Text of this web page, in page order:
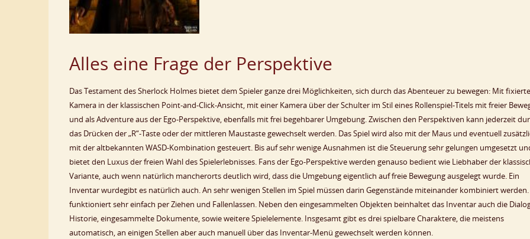
Alles eine Frage der Perspektive
Das Testament des Sherlock Holmes bietet dem Spieler ganze drei Möglichkeiten, sich durch das Abenteuer zu bewegen: Mit
Kamera in der klassischen Point-and-Click-Ansicht, mit einer Kamera über der Schulter im Stil eines Rollenspiel-Titels mit freier
und als Adventure aus der Ego-Perspektive, ebenfalls mit frei begehbarer Umgebung. Zwischen den Perspektiven kann jederzeit
das Drücken der „R“-Taste oder der mittleren Maustaste gewechselt werden. Das Spiel wird also mit der Maus und eventuell
mit der altbekannten WASD-Kombination gesteuert. Bis auf sehr wenige Ausnahmen ist die Steuerung sehr gelungen umgesetzt
bietet den Luxus der freien Wahl des Spielerlebnisses. Fans der Ego-Perspektive werden genauso bedient wie Liebhaber der
Variante, auch wenn natürlich mancherorts deutlich wird, dass die Umgebung eigentlich auf freie Bewegung ausgelegt wurde. Ein
Inventar wurdegibt es natürlich auch. An sehr wenigen Stellen im Spiel müssen darin Gegenstände miteinander kombiniert werden.
funktioniert sehr einfach per Ziehen und Fallenlassen. Neben den eingesammelten Objekten beinhaltet das Inventar auch die
Historie, eingesammelte Dokumente, sowie weitere Spielelemente. Insgesamt gibt es drei spielbare Charaktere, die meistens
automatisch, an einigen Stellen aber auch manuell über das Inventar-Menü gewechselt werden können.